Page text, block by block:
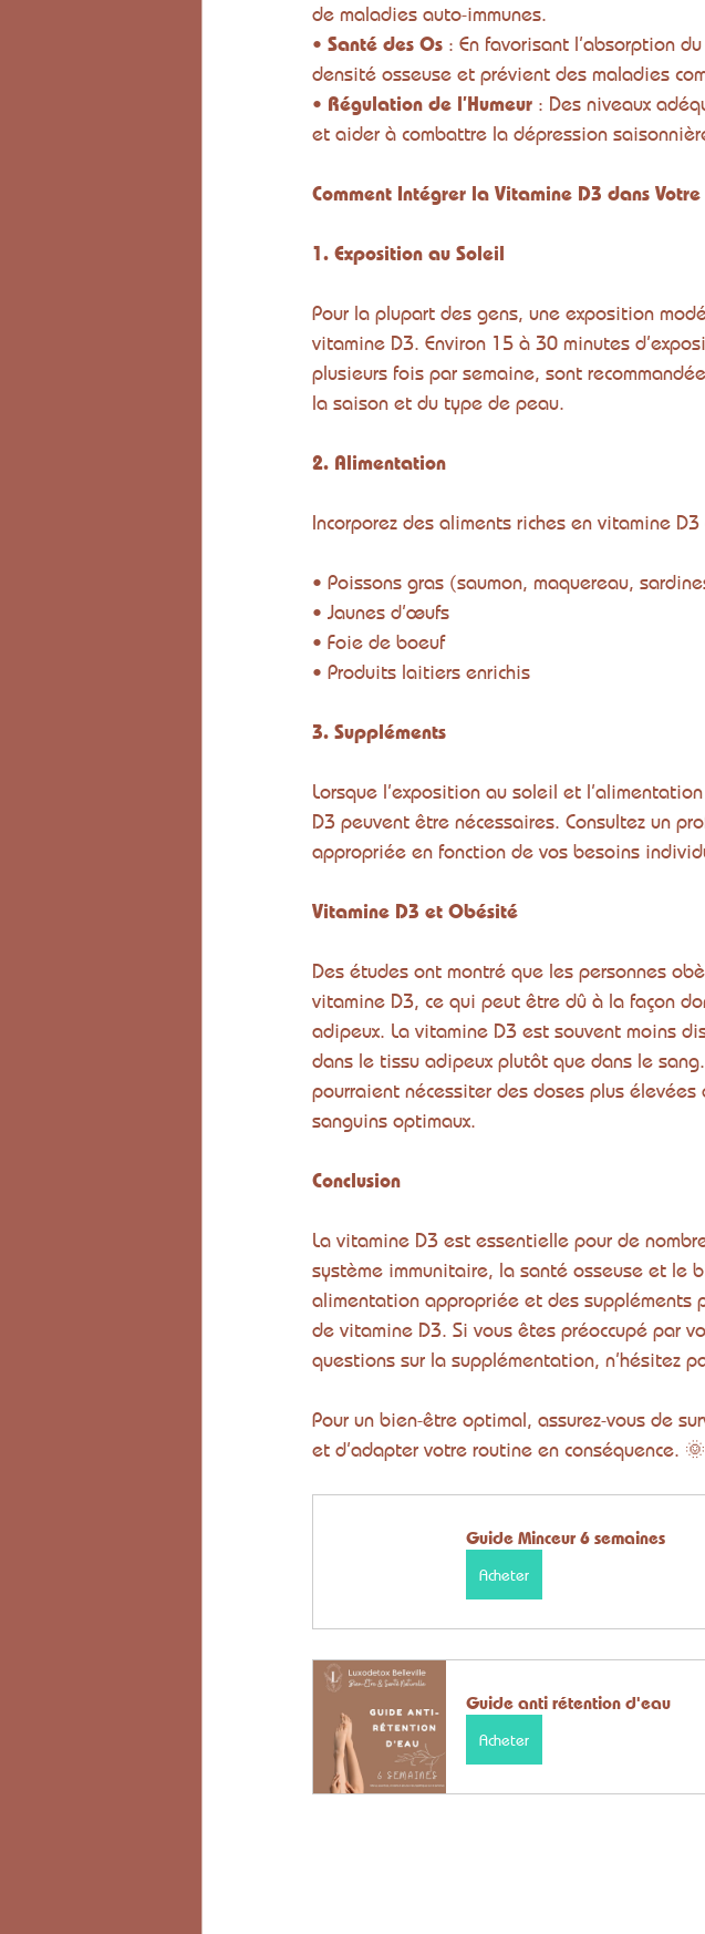
de maladies auto-immunes.
• Santé des Os : En favorisant l’absorption
densité osseuse et prévient des maladies
• Régulation de l’Humeur : Des niveaux
et aider à combattre la dépression
Comment Intégrer la Vitamine D3 dans
1. Exposition au Soleil
Pour la plupart des gens, une exposition
vitamine D3. Environ 15 à 30 minutes
plusieurs fois par semaine, sont
la saison et du type de peau.
2. Alimentation
Incorporez des aliments riches en vitamine
• Poissons gras (saumon, maquereau,
• Jaunes d’œufs
• Foie de boeuf
• Produits laitiers enrichis
3. Suppléments
Lorsque l’exposition au soleil et
D3 peuvent être nécessaires. Consultez un
appropriée en fonction de vos besoins
Vitamine D3 et Obésité
Des études ont montré que les personnes
vitamine D3, ce qui peut être dû à la façon
adipeux. La vitamine D3 est souvent moins
dans le tissu adipeux plutôt que dans le
pourraient nécessiter des doses plus
sanguins optimaux.
Conclusion
La vitamine D3 est essentielle pour de
système immunitaire, la santé osseuse et le
alimentation appropriée et des suppléments
de vitamine D3. Si vous êtes préoccupé par
questions sur la supplémentation, n’hésitez
Pour un bien-être optimal, assurez-vous de
et d’adapter votre routine en conséquence.
Guide Minceur 6 semaines
Acheter
Guide anti rétention d'eau
Acheter